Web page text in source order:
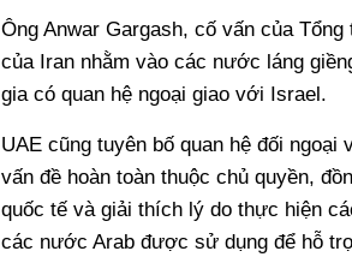
Ông Anwar Gargash, cố vấn của
của Iran nhằm vào các nước láng
gia có quan hệ ngoại giao với Israel.
UAE cũng tuyên bố quan hệ đối
vấn đề hoàn toàn thuộc chủ quyền,
quốc tế và giải thích lý do thực hiện
các nước Arab được sử dụng để hỗ